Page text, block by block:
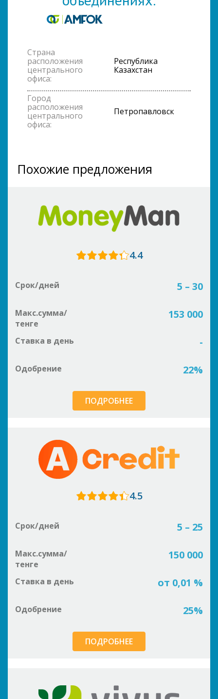
Страна
расположения
центрального
офиса:
Республика
Казахстан
Город
расположения
центрального
офиса:
Петропавловск
Похожие предложения
4.4
Срок/дней 5 – 30
Макс.сумма/
тенге
153 000
Ставка в день -
Одобрение 22%
ПОДРОБНЕЕ
4.5
Срок/дней 5 – 25
Макс.сумма/
тенге
150 000
Ставка в день от 0,01 %
Одобрение 25%
ПОДРОБНЕЕ